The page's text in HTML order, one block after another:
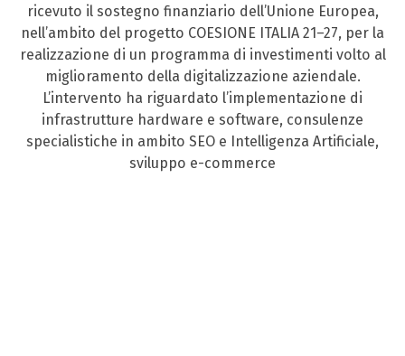
ricevuto il sostegno finanziario dell’Unione Europea,
nell’ambito del progetto COESIONE ITALIA 21–27, per la
realizzazione di un programma di investimenti volto al
miglioramento della digitalizzazione aziendale.
L’intervento ha riguardato l’implementazione di
infrastrutture hardware e software, consulenze
specialistiche in ambito SEO e Intelligenza Artificiale,
sviluppo e-commerce